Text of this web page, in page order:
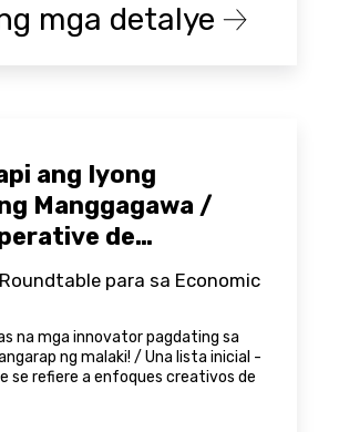
mga detalye
ang Iyong
Manggagawa /
de
para sa Economic
na mga innovator pagdating sa
ng malaki! / Una lista inicial -
se refiere a enfoques creativos de